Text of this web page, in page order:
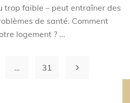
trop faible – peut entraîner des
de santé. Comment
logement ? ...
… 31